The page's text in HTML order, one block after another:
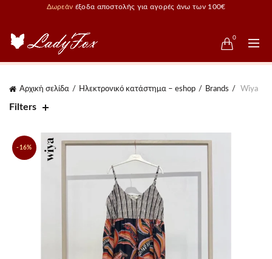
Δωρεάν έξοδα αποστολής για αγορές άνω των 100€
0
Αρχική σελίδα Ηλεκτρονικό κατάστημα – eshop Brands Wiya
Filters
-16%